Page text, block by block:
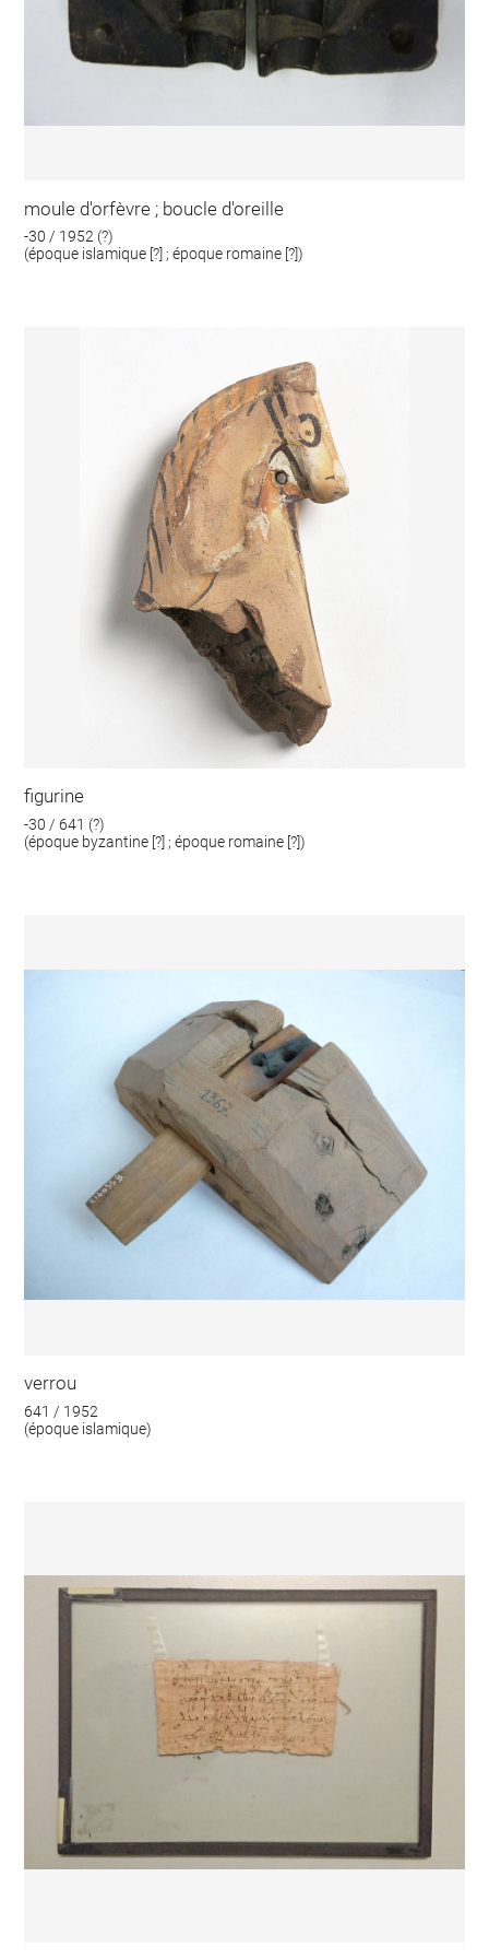
moule d'orfèvre ; boucle d'oreille
-30 / 1952 (?)
(époque islamique [?] ; époque romaine [?])
figurine
-30 / 641 (?)
(époque byzantine [?] ; époque romaine [?])
verrou
641 / 1952
(époque islamique)